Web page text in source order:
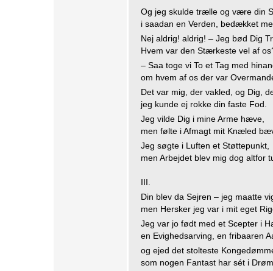
Og jeg skulde trælle og være din
i saadan en Verden, bedækket
Nej aldrig! aldrig! – Jeg bød Dig
Hvem var den Stærkeste vel af
– Saa toge vi To et Tag med
om hvem af os der var
Det var mig, der vakled, og Dig,
jeg kunde ej rokke din faste Fod.
Jeg vilde Dig i mine Arme hæve,
men følte i Afmagt mit Knæled
Jeg søgte i Luften et Støttepunkt,
men Arbejdet blev mig dog altfor
III.
Din blev da Sejren – jeg maatte
men Hersker jeg var i mit eget
Jeg var jo født med et Scepter i
en Evighedsarving, en fribaaren
og ejed det stolteste
som nogen Fantast har sét i